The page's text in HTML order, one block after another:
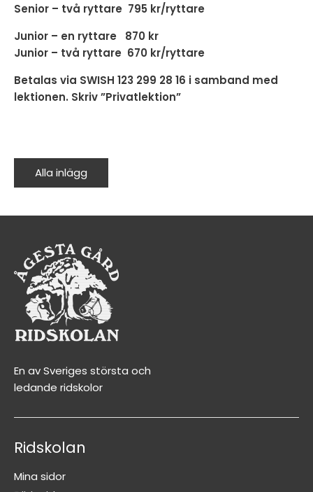
Senior – två ryttare 795 kr/ryttare
Junior – en ryttare 870 kr
Junior – två ryttare 670 kr/ryttare
Betalas via SWISH 123 299 28 16 i samband med
lektionen. Skriv ”Privatlektion”
Alla inlägg
En av Sveriges största och
ledande ridskolor
Ridskolan
Mina sidor